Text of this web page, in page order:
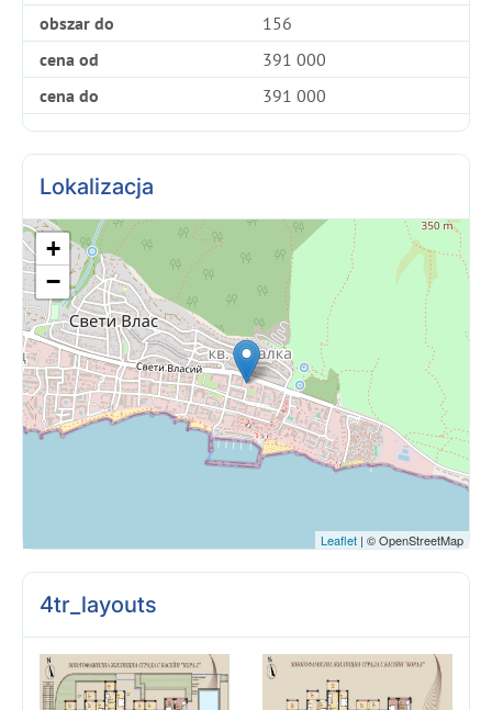
obszar do
156
cena od
391 000
cena do
391 000
Lokalizacja
+
−
Leaflet | © OpenStreetMap
4tr_layouts